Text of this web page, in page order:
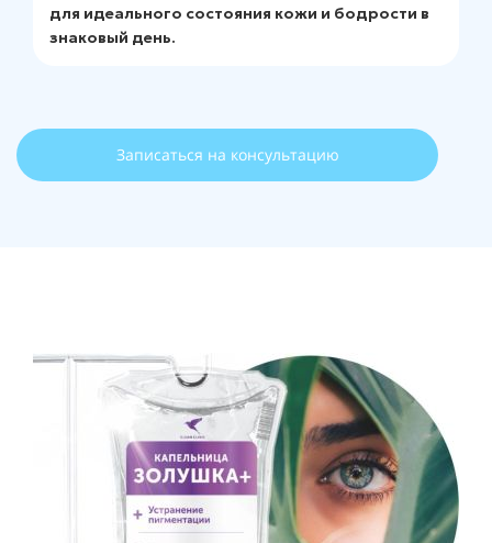
для идеального состояния кожи и бодрости в
знаковый день.
Записаться на консультацию